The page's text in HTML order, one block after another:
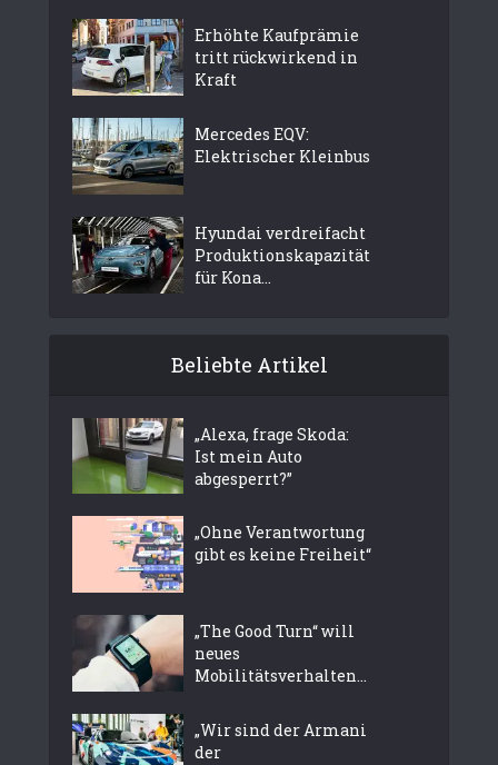
Erhöhte Kaufprämie
tritt rückwirkend in
Kraft
Mercedes EQV:
Elektrischer Kleinbus
Hyundai verdreifacht
Produktionskapazität
für Kona...
Beliebte Artikel
„Alexa, frage Skoda:
Ist mein Auto
abgesperrt?”
„Ohne Verantwortung
gibt es keine Freiheit“
„The Good Turn“ will
neues
Mobilitätsverhalten...
„Wir sind der Armani
der